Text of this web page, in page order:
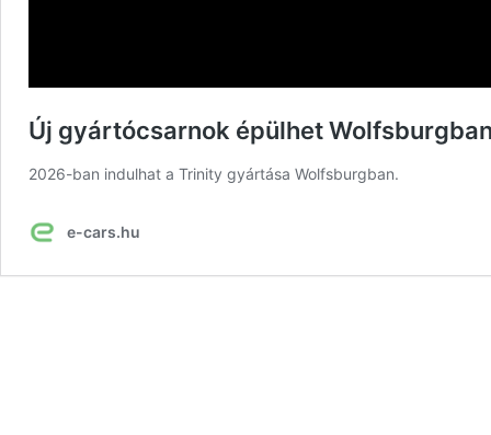
Új gyártócsarnok épülhet
2026-ban indulhat a Trinity gyártása Wolfsburgban.
e-cars.hu